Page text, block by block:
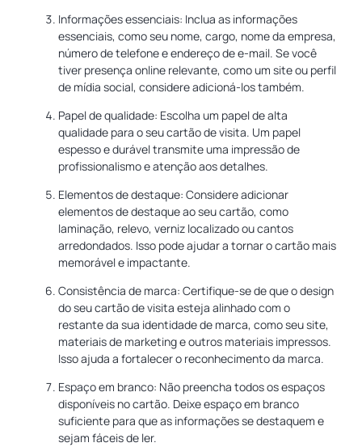
Informações essenciais: Inclua as informações
essenciais, como seu nome, cargo, nome da empresa,
número de telefone e endereço de e-mail. Se você
tiver presença online relevante, como um site ou perfil
de mídia social, considere adicioná-los também.
Papel de qualidade: Escolha um papel de alta
qualidade para o seu cartão de visita. Um papel
espesso e durável transmite uma impressão de
profissionalismo e atenção aos detalhes.
Elementos de destaque: Considere adicionar
elementos de destaque ao seu cartão, como
laminação, relevo, verniz localizado ou cantos
arredondados. Isso pode ajudar a tornar o cartão mais
memorável e impactante.
Consistência de marca: Certifique-se de que o design
do seu cartão de visita esteja alinhado com o
restante da sua identidade de marca, como seu site,
materiais de marketing e outros materiais impressos.
Isso ajuda a fortalecer o reconhecimento da marca.
Espaço em branco: Não preencha todos os espaços
disponíveis no cartão. Deixe espaço em branco
suficiente para que as informações se destaquem e
sejam fáceis de ler.